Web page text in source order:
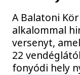
A Balatoni
alkalommal
versenyt,
22
fonyódi hely